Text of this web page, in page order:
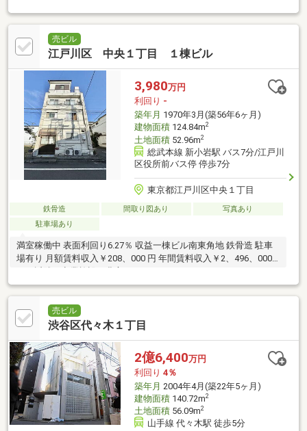
売ビル
江戸川区 中央１丁目 １棟ビル
3,980万円
利回り -
築年月 1970年3月(築56年6ヶ月)
建物面積124.84m2
土地面積52.96m2
総武本線 新小岩駅 バス7分/江戸川
区役所前バス停 停歩7分
東京都江戸川区中央１丁目
鉄骨造 間取り図あり
写真あり
駐車場あり
満室稼働中 表面利回り6.27％ 収益一棟ビル南東角地 鉄骨造 駐車
場有り 月額賃料収入￥208、000 円 年間賃料収入￥2、496、000
売ビル
渋谷区代々木１丁目
2億6,400万円
利回り 4％
築年月 2004年4月(築22年5ヶ月)
建物面積140.72m2
土地面積56.09m2
山手線 代々木駅 徒歩5分